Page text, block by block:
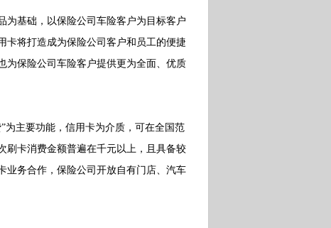
基础，以保险公司车险客户为目标客户
卡将打造成为保险公司客户和员工的便捷
为保险公司车险客户提供更为全面、优质
主要功能，信用卡为介质，可在全国范
刷卡消费金额普遍在千元以上，且具备较
业务合作，保险公司开放自有门店、汽车